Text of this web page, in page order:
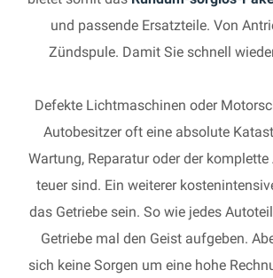
und passende Ersatzteile. Von
Zündspule. Damit Sie schnell
Defekte Lichtmaschinen oder
Autobesitzer oft eine absolute
Wartung, Reparatur oder der
teuer sind. Ein weiterer
das Getriebe sein. So wie jedes
Getriebe mal den Geist aufgeben.
sich keine Sorgen um eine hohe